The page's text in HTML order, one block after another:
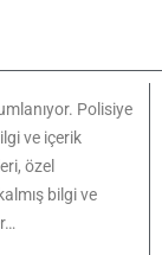
Polisiye
ve içerik
özel
bilgi ve